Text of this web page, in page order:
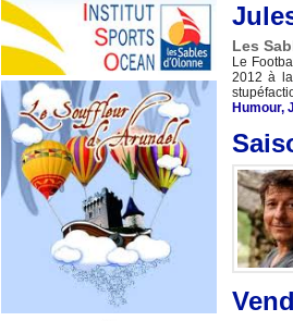
Les
Le
2012 à
Humour,